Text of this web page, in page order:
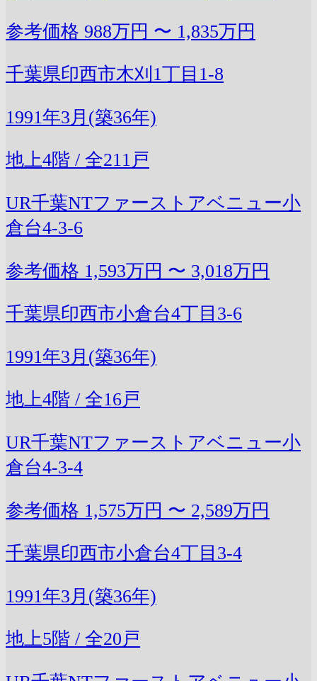
参考価格 988万円 〜 1,835万円
千葉県印西市木刈1丁目1-8
1991年3月(築36年)
地上4階 / 全211戸
UR千葉NTファーストアベニュー小
倉台4-3-6
参考価格 1,593万円 〜 3,018万円
千葉県印西市小倉台4丁目3-6
1991年3月(築36年)
地上4階 / 全16戸
UR千葉NTファーストアベニュー小
倉台4-3-4
参考価格 1,575万円 〜 2,589万円
千葉県印西市小倉台4丁目3-4
1991年3月(築36年)
地上5階 / 全20戸